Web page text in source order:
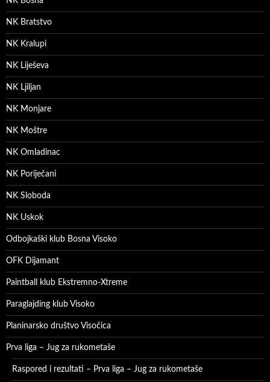
NK Bratstvo
NK Kralupi
NK Liješeva
NK Ljiljan
NK Monjare
NK Moštre
NK Omladinac
NK Poriječani
NK Sloboda
NK Uskok
Odbojkaški klub Bosna Visoko
OFK Dijamant
Paintball klub Ekstremno-Xtreme
Paraglajding klub Visoko
Planinarsko društvo Visočica
Prva liga – Jug za rukometaše
Raspored i rezultati – Prva liga – Jug za rukometaše